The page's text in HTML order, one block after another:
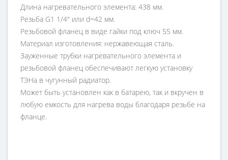
Длина нагревательного элемента: 438 мм.
Резьба G1 1/4" или d=42 мм.
Резьбовой фланец в виде гайки под ключ 55 мм.
Материал изготовления: нержавеющая сталь.
Зауженные трубки нагревательного элемента и
резьбовой фланец обеспечивают легкую установку
ТЭНа в чугунный радиатор.
Может быть установлен как в батарею, так и вкручен в
любую емкость для нагрева воды благодаря резьбе на
фланце.